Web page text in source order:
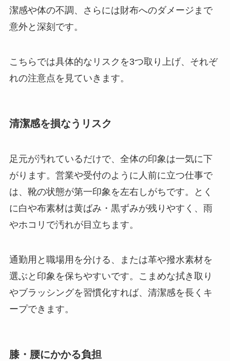
潔感や体の不調、さらには財布へのダメージまで
意外と深刻です。
こちらでは具体的なリスクを3つ取り上げ、それぞ
れの注意点を見ていきます。
清潔感を損なうリスク
足元が汚れているだけで、全体の印象は一気に下
がります。営業や受付のように人前に立つ仕事で
は、靴の状態が第一印象を左右しがちです。とく
に白や布素材は黄ばみ・黒ずみが残りやすく、雨
やホコリで汚れが目立ちます。
通勤用と職場用を分ける、または革や撥水素材を
選ぶと印象を保ちやすいです。こまめな拭き取り
やブラッシングを習慣化すれば、清潔感を長くキ
ープできます。
膝・腰にかかる負担